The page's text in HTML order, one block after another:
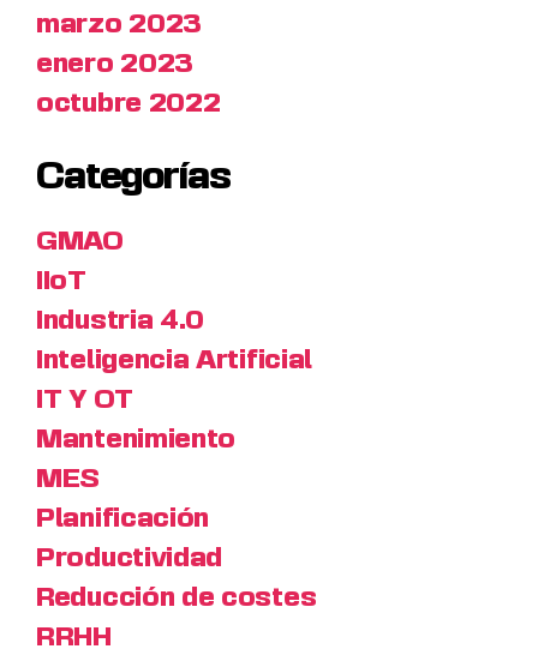
marzo 2023
enero 2023
octubre 2022
Categorías
GMAO
IIoT
Industria 4.0
Inteligencia Artificial
IT Y OT
Mantenimiento
MES
Planificación
Productividad
Reducción de costes
RRHH